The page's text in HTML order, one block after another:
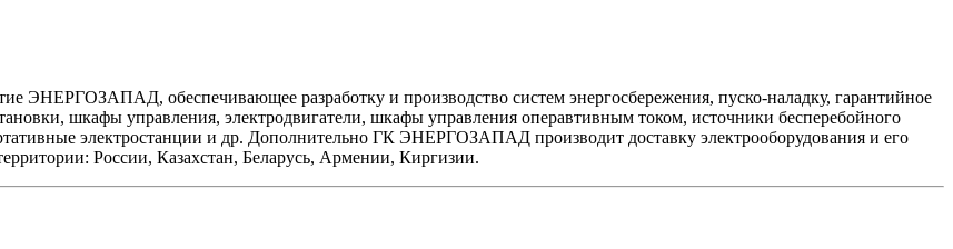
ЭНЕРГОЗАПАД, обеспечивающее разработку и производство систем энергосбережения, пуско-наладку, гарантийное
шкафы управления, электродвигатели, шкафы управления операвтивным током, источники бесперебойного
электростанции и др. Дополнительно ГК ЭНЕРГОЗАПАД производит доставку электрооборудования и его
России, Казахстан, Беларусь, Армении, Киргизии.